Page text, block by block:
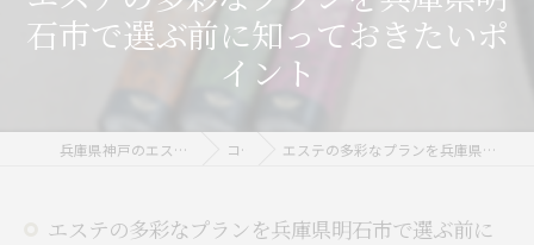
石市で選ぶ前に知っておきたいポ
イント
兵庫県神戸のエステならnurse salon A.K.D. コラム エステの多彩なプランを兵庫県明石市で選ぶ前に知っておきたいポイント
エステの多彩なプランを兵庫県明石市で選ぶ前に